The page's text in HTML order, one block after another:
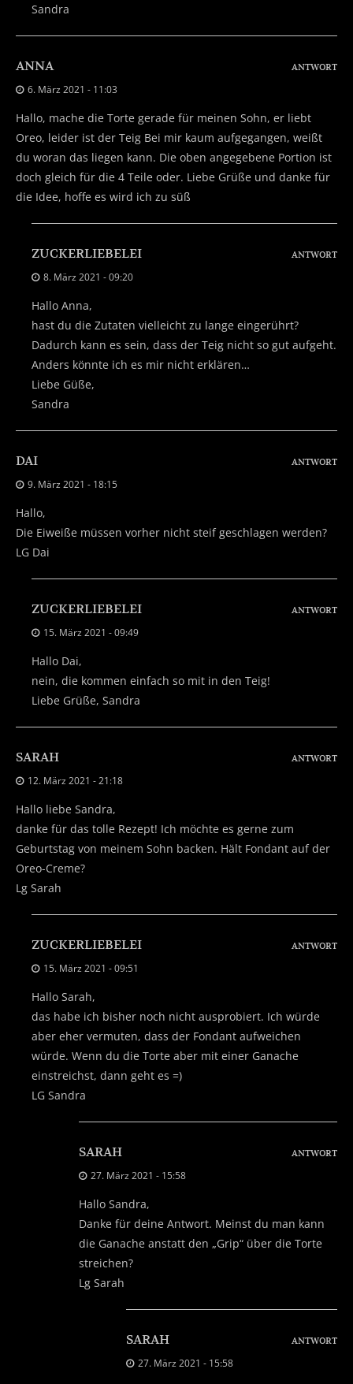
Sandra
ANNA
6. März 2021 - 11:03
Hallo, mache die Torte gerade für meinen Sohn, er liebt
Oreo, leider ist der Teig Bei mir kaum aufgegangen, weißt
du woran das liegen kann. Die oben angegebene Portion ist
doch gleich für die 4 Teile oder. Liebe Grüße und danke für
die Idee, hoffe es wird ich zu süß
ANTWORT
ZUCKERLIEBELEI
8. März 2021 - 09:20
Hallo Anna,
hast du die Zutaten vielleicht zu lange eingerührt?
Dadurch kann es sein, dass der Teig nicht so gut aufgeht.
Anders könnte ich es mir nicht erklären…
Liebe Güße,
Sandra
ANTWORT
DAI
9. März 2021 - 18:15
Hallo,
Die Eiweiße müssen vorher nicht steif geschlagen werden?
LG Dai
ANTWORT
ZUCKERLIEBELEI
15. März 2021 - 09:49
Hallo Dai,
nein, die kommen einfach so mit in den Teig!
Liebe Grüße, Sandra
ANTWORT
SARAH
12. März 2021 - 21:18
Hallo liebe Sandra,
danke für das tolle Rezept! Ich möchte es gerne zum
Geburtstag von meinem Sohn backen. Hält Fondant auf der
Oreo-Creme?
Lg Sarah
ANTWORT
ZUCKERLIEBELEI
15. März 2021 - 09:51
Hallo Sarah,
das habe ich bisher noch nicht ausprobiert. Ich würde
aber eher vermuten, dass der Fondant aufweichen
würde. Wenn du die Torte aber mit einer Ganache
einstreichst, dann geht es =)
LG Sandra
ANTWORT
SARAH
27. März 2021 - 15:58
Hallo Sandra,
Danke für deine Antwort. Meinst du man kann
die Ganache anstatt den „Grip“ über die Torte
streichen?
Lg Sarah
ANTWORT
SARAH
27. März 2021 - 15:58
ANTWORT